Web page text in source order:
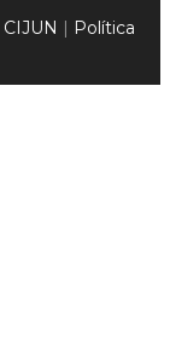
CIJUN | Política